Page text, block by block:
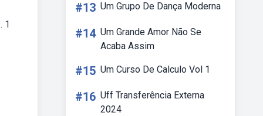
1
#13 Um Grupo De Dança Moderna
#14 Um Grande Amor Não Se
Acaba Assim
#15 Um Curso De Calculo Vol 1
#16 Uff Transferência Externa
2024